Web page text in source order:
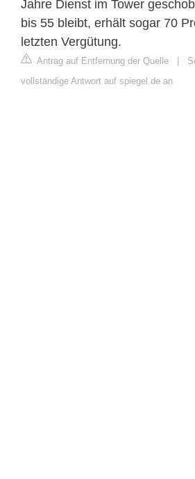
Jahre Dienst im Tower
bis 55 bleibt, erhält sogar 70
letzten Vergütung.
Antrag auf Entfernung der Quelle |
vollständige Antwort auf spiegel.de an